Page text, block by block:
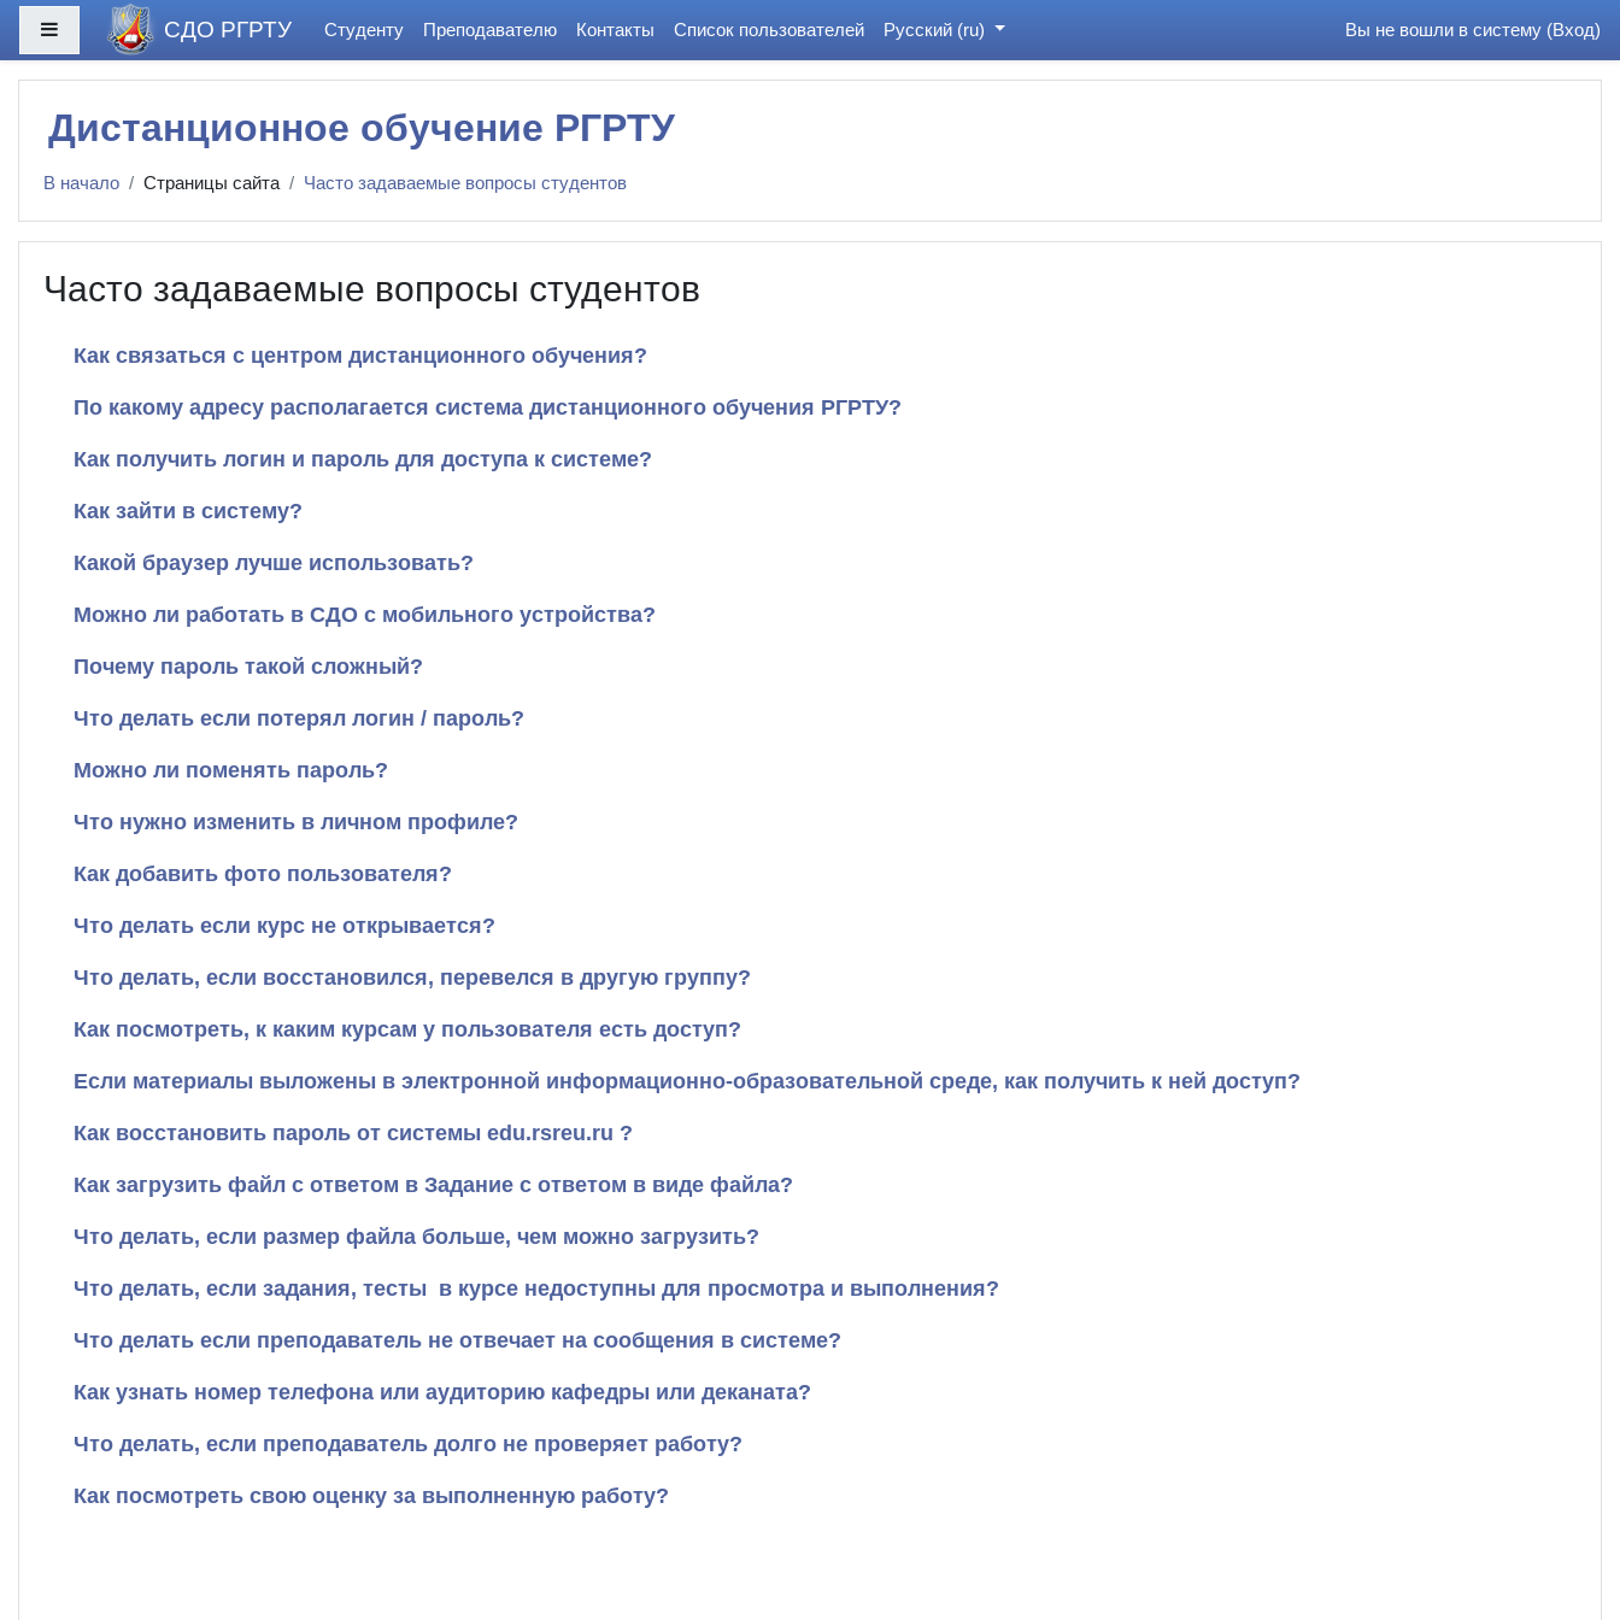
Перейти к основному содержанию
Боковая панельСДО РГРТУ Студенту Преподавателю Контакты Список пользователей Русский ‎(ru)‎ Вы не вошли в систему (Вход)
Дистанционное обучение РГРТУ
В начало Страницы сайта Часто задаваемые вопросы студентов
Часто задаваемые вопросы студентов
Как связаться с центром дистанционного обучения?
По какому адресу располагается система дистанционного обучения РГРТУ?
Как получить логин и пароль для доступа к системе?
Как зайти в систему?
Какой браузер лучше использовать?
Можно ли работать в СДО с мобильного устройства?
Почему пароль такой сложный?
Что делать если потерял логин / пароль?
Можно ли поменять пароль?
Что нужно изменить в личном профиле?
Как добавить фото пользователя?
Что делать если курс не открывается?
Что делать, если восстановился, перевелся в другую группу?
Как посмотреть, к каким курсам у пользователя есть доступ?
Если материалы выложены в электронной информационно-образовательной среде, как получить к ней доступ?
Как восстановить пароль от системы edu.rsreu.ru ?
Как загрузить файл с ответом в Задание с ответом в виде файла?
Что делать, если размер файла больше, чем можно загрузить?
Что делать, если задания, тесты в курсе недоступны для просмотра и выполнения?
Что делать если преподаватель не отвечает на сообщения в системе?
Как узнать номер телефона или аудиторию кафедры или деканата?
Что делать, если преподаватель долго не проверяет работу?
Как посмотреть свою оценку за выполненную работу?